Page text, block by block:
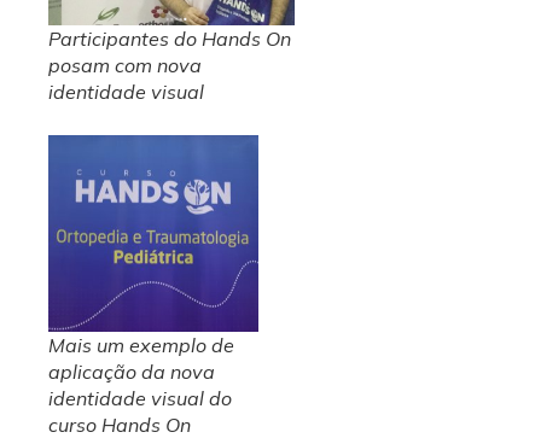
Participantes do Hands On
posam com nova
identidade visual
Mais um exemplo de
aplicação da nova
identidade visual do
curso Hands On